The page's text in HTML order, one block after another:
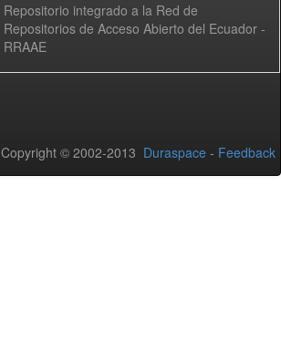
Repositorio integrado a la Red de
Repositorios de Acceso Abierto del Ecuador -
RRAAE
Copyright © 2002-2013 Duraspace - Feedback